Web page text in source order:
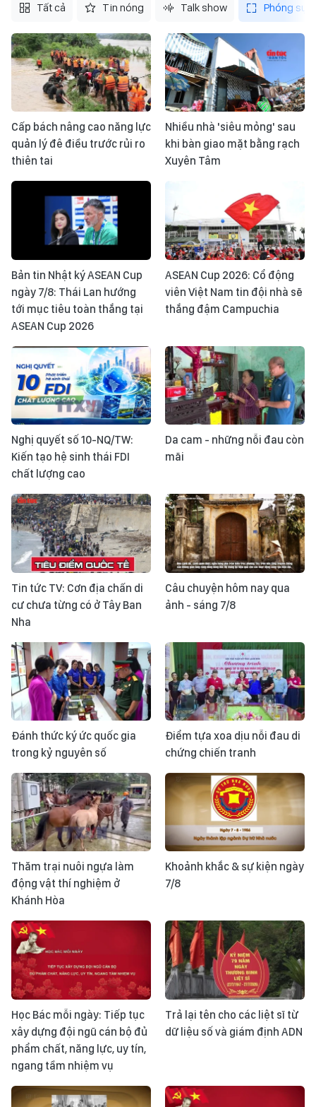
Tất cả Tin nóng Talk show Phóng sự
Cấp bách nâng cao năng lực
quản lý đê điều trước rủi ro
thiên tai
Nhiều nhà 'siêu mỏng' sau
khi bàn giao mặt bằng rạch
Xuyên Tâm
Bản tin Nhật ký ASEAN Cup
ngày 7/8: Thái Lan hướng
tới mục tiêu toàn thắng tại
ASEAN Cup 2026
ASEAN Cup 2026: Cổ động
viên Việt Nam tin đội nhà sẽ
thắng đậm Campuchia
Nghị quyết số 10-NQ/TW:
Kiến tạo hệ sinh thái FDI
chất lượng cao
Da cam - những nỗi đau còn
mãi
Tin tức TV: Cơn địa chấn di
cư chưa từng có ở Tây Ban
Nha
Câu chuyện hôm nay qua
ảnh - sáng 7/8
Đánh thức ký ức quốc gia
trong kỷ nguyên số
Điểm tựa xoa dịu nỗi đau di
chứng chiến tranh
Thăm trại nuôi ngựa làm
động vật thí nghiệm ở
Khánh Hòa
Khoảnh khắc & sự kiện ngày
7/8
Học Bác mỗi ngày: Tiếp tục
xây dựng đội ngũ cán bộ đủ
phẩm chất, năng lực, uy tín,
ngang tầm nhiệm vụ
Trả lại tên cho các liệt sĩ từ
dữ liệu số và giám định ADN